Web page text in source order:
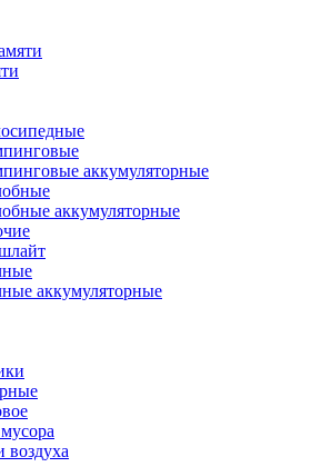
аккумуляторные
аккумуляторные
аккумуляторные
воздуха